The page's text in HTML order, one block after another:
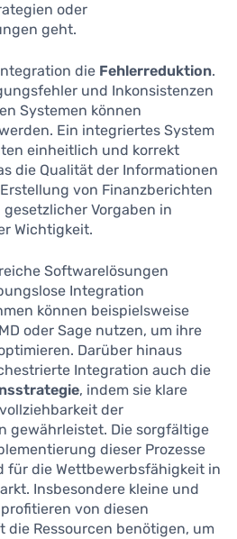
oder
geht.
die Fehlerreduktion.
und Inkonsistenzen
Systemen können
Ein integriertes System
einheitlich und korrekt
die Qualität der Informationen
von Finanzberichten
Vorgaben in
Wichtigkeit.
Softwarelösungen
Integration
können beispielsweise
oder Sage nutzen, um ihre
Darüber hinaus
Integration auch die
, indem sie klare
der
gewährleistet. Die sorgfältige
dieser Prozesse
für die Wettbewerbsfähigkeit in
Insbesondere kleine und
von diesen
die Ressourcen benötigen, um